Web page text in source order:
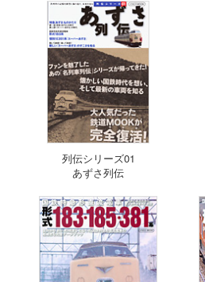
列伝シリーズ01
あずさ列伝